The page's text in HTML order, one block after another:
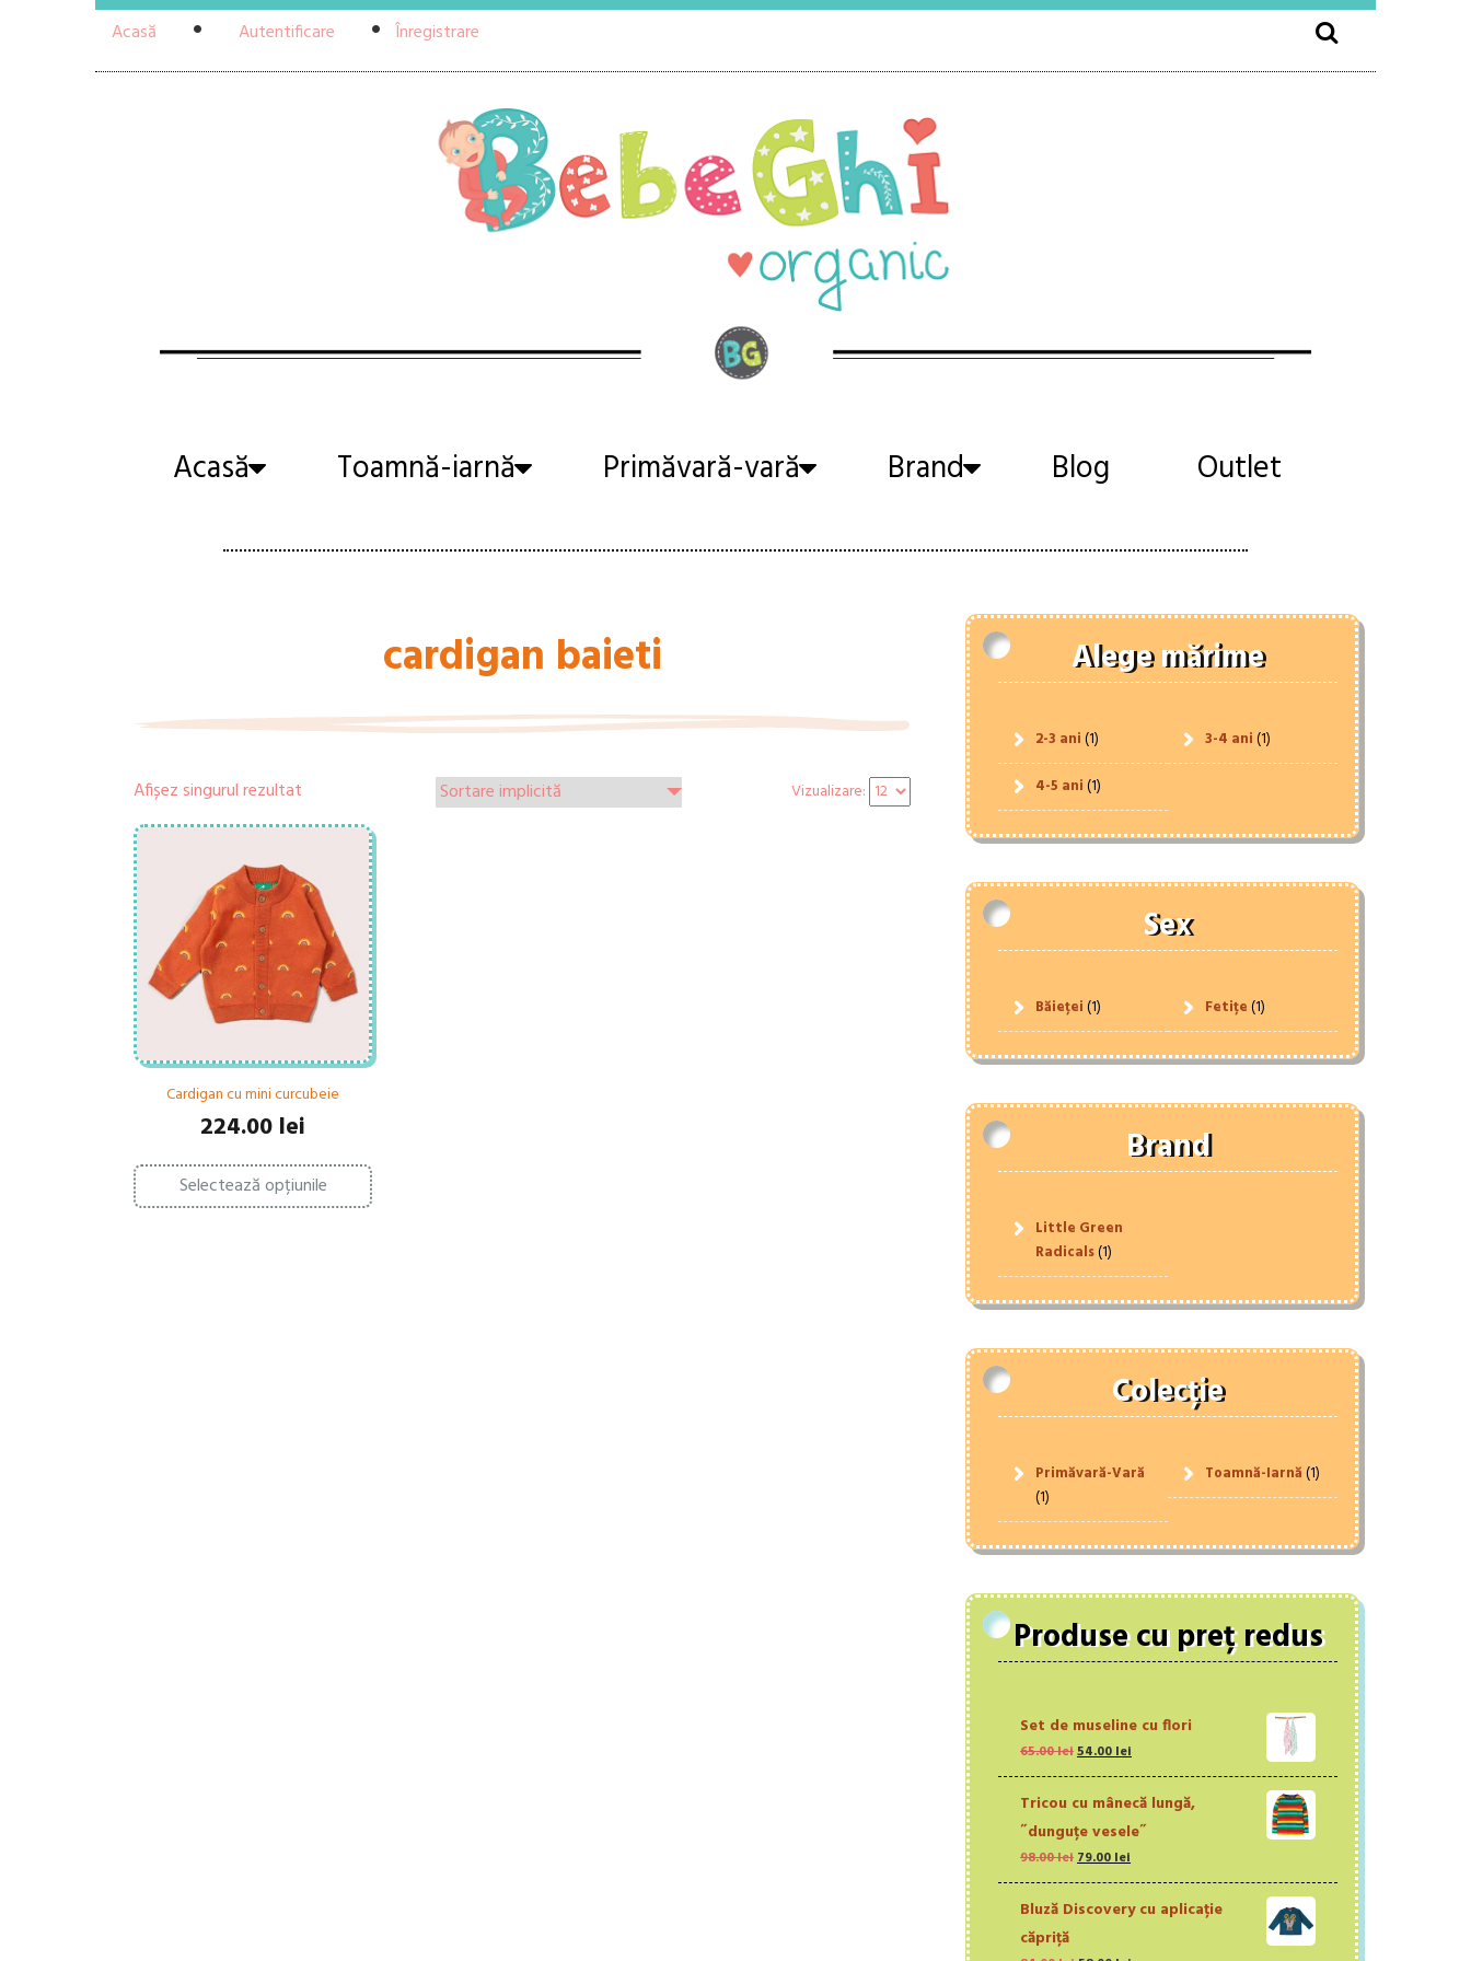
Acasă Autentificare Înregistrare
Acasă Toamnă-iarnă Primăvară-vară Brand Blog Outlet
cardigan baieti
Afișez singurul rezultat Vizualizare:
Cardigan cu mini curcubeie
224.00 lei
Selectează opțiunile
produs
are
Alege mărime
2-3 ani(1) 3-4 ani(1)
4-5 ani(1)
Sex
Băieței(1) Fetițe(1)
Brand
Little Green
Radicals(1)
Colecție
Primăvară-Vară
(1)
Toamnă-Iarnă(1)
Produse cu preț redus
Set de museline cu flori
65.00leiPrețul
inițial
a
fost:
65.00 lei.
54.00leiPrețul
curent
este:
54.00 lei.
Tricou cu mânecă lungă,
˝dunguțe vesele˝
98.00leiPrețul
inițial
a
fost:
79.00leiPrețul
curent
este:
79.00 lei.
Bluză Discovery cu aplicație
căpriță